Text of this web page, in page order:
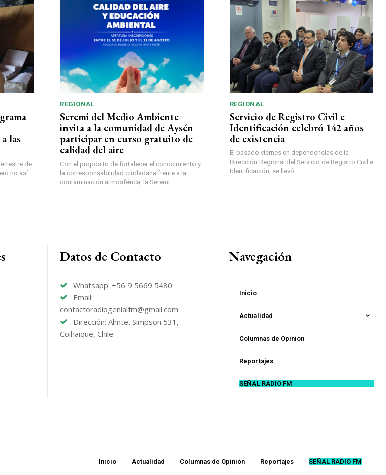
las
de
no así...
REGIONAL
Seremi del Medio Ambiente
invita a la comunidad de Aysén
participar en curso gratuito de
calidad del aire
Con el propósito de fortalecer el conocimiento y
la corresponsabilidad ciudadana frente a la
contaminación atmosférica, la Seremi...
REGIONAL
Servicio de Registro Civil e
Identificación celebró 142 años
de existencia
El pasado viernes en dependencias de la
Dirección Regional del Servicio de Registro Civil e
Identificación, se llevó...
Datos de Contacto
Whatsapp: +56 9 5669 5480
Email:
contactoradiogenialfm@gmail.com
Dirección: Almte. Simpson 531,
Coihaique, Chile
Navegación
Inicio
Actualidad
Columnas de Opinión
Reportajes
SEÑAL RADIO FM
Inicio Actualidad Columnas de Opinión Reportajes SEÑAL RADIO FM